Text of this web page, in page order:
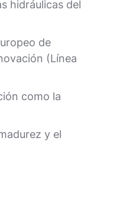
hidráulicas del
de
(Línea
como la
y el